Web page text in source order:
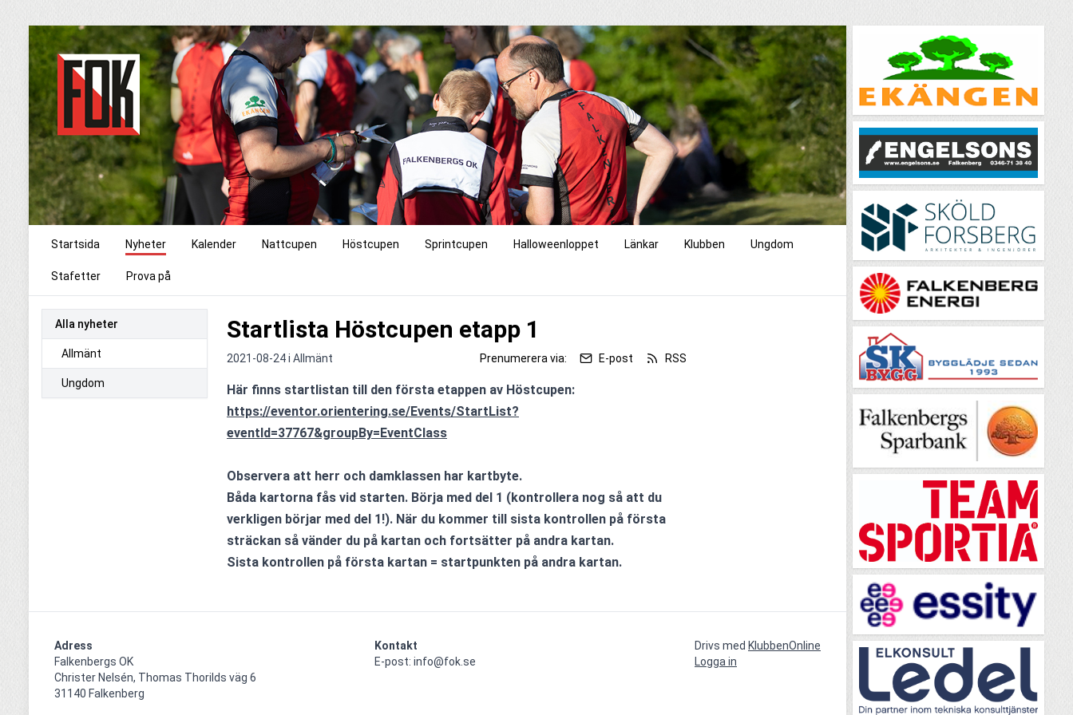
Startsida Nyheter Kalender Nattcupen Höstcupen Sprintcupen Halloweenloppet Länkar Klubben Ungdom
Stafetter Prova på
Alla nyheter
Allmänt
Ungdom
Startlista Höstcupen etapp 1
2021-08-24 i Allmänt Prenumerera via: E-post RSS
Här finns startlistan till den första etappen av Höstcupen:
https://eventor.orientering.se/Events/StartList?
eventId=37767&groupBy=EventClass
Observera att herr och damklassen har kartbyte.
Båda kartorna fås vid starten. Börja med del 1 (kontrollera nog så att du
verkligen börjar med del 1!). När du kommer till sista kontrollen på första
sträckan så vänder du på kartan och fortsätter på andra kartan.
Sista kontrollen på första kartan = startpunkten på andra kartan.
Adress
Falkenbergs OK
Christer Nelsén, Thomas Thorilds väg 6
31140 Falkenberg
Kontakt
E-post: info@fok.se
Drivs med KlubbenOnline
Logga in